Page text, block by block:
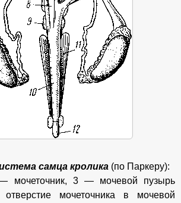
самца кролика (по Паркеру):
3 — мочевой пузырь
мочеточника в мочевой